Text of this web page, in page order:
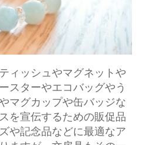
ィッシュやマグネットや
スターやエコバッグやう
マグカップや缶バッジな
を宣伝するための販促品
や記念品などに最適なア